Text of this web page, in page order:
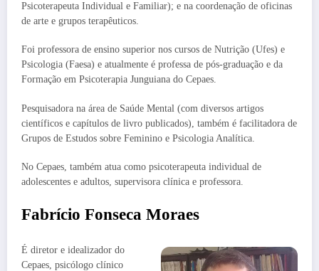
Psicoterapeuta Individual e Familiar); e na coordenação de oficinas
de arte e grupos terapêuticos.
Foi professora de ensino superior nos cursos de Nutrição (Ufes) e
Psicologia (Faesa) e atualmente é professa de pós-graduação e da
Formação em Psicoterapia Junguiana do Cepaes.
Pesquisadora na área de Saúde Mental (com diversos artigos
científicos e capítulos de livro publicados), também é facilitadora de
Grupos de Estudos sobre Feminino e Psicologia Analítica.
No Cepaes, também atua como psicoterapeuta individual de
adolescentes e adultos, supervisora clínica e professora.
Fabrício Fonseca Moraes
É diretor e idealizador do
Cepaes, psicólogo clínico